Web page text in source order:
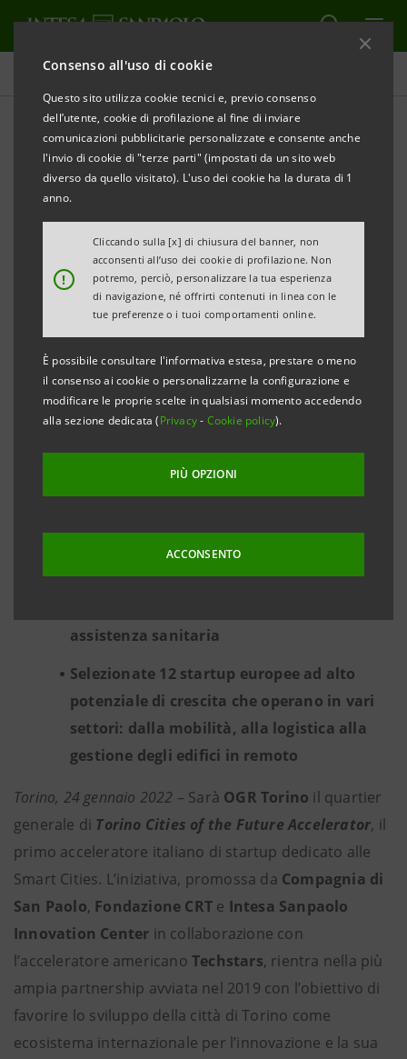
Consenso all'uso di cookie
Questo sito utilizza cookie tecnici e, previo consenso
dell’utente, cookie di profilazione al fine di inviare
comunicazioni pubblicitarie personalizzate e consente anche
l'invio di cookie di "terze parti" (impostati da un sito web
diverso da quello visitato). L'uso dei cookie ha la durata di 1
anno.
!
Cliccando sulla [x] di chiusura del banner, non
acconsenti all’uso dei cookie di profilazione. Non
potremo, perciò, personalizzare la tua esperienza
di navigazione, né offrirti contenuti in linea con le
tue preferenze o i tuoi comportamenti online.
È possibile consultare l'informativa estesa, prestare o meno
il consenso ai cookie o personalizzarne la configurazione e
modificare le proprie scelte in qualsiasi momento accedendo
alla sezione dedicata (Privacy- Cookie policy).
PIÙ OPZIONI
ACCONSENTO
Comunicati stampa
STAMPA AGGIORNA
A TORINO IL PRIMO ACCELERATORE ITALIANO DI
STARTUPDEDICATO ALLE ‘SMART CITIES’
Le fondazioni torinesi Compagnia di San
Paolo, Fondazione CRT e Intesa Sanpaolo
Innovation Center in collaborazione con
Techstars, leader globale che supporta la
crescita e lo sviluppo delle startup,
lanciano “Torino Cities of the Future
Il programma avrà un focus sulle aziende
migliorare trasporti, abitazioni,
efficientamento energetico, infrastrutture
assistenza sanitaria
Selezionate 12 startup europee ad alto
potenziale di crescita che operano in vari
settori: dalla mobilità, alla logistica alla
gestione degli edifici in remoto
Torino, 24 gennaio 2022 – Sarà OGR Torino il quartier
generale di Torino Cities of the Future Accelerator, il
primo acceleratore italiano di startup dedicato alle
Smart Cities. L’iniziativa, promossa da Compagnia di
San Paolo, Fondazione CRT e Intesa Sanpaolo
Innovation Center in collaborazione con
l’acceleratore americano Techstars, rientra nella più
ampia partnership avviata nel 2019 con l’obiettivo di
favorire lo sviluppo della città di Torino come
ecosistema internazionale per l’innovazione e la sua